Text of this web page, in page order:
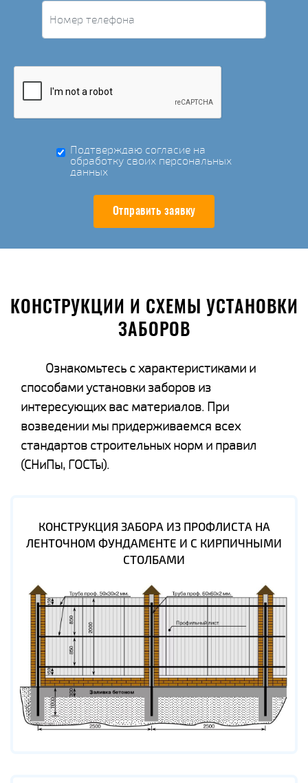
Подтверждаю согласие на
обработку своих персональных
данных
Отправить заявку
КОНСТРУКЦИИ И СХЕМЫ УСТАНОВКИ
ЗАБОРОВ
Ознакомьтесь с характеристиками и
способами установки заборов из
интересующих вас материалов. При
возведении мы придерживаемся всех
стандартов строительных норм и правил
(СНиПы, ГОСТы).
КОНСТРУКЦИЯ ЗАБОРА ИЗ ПРОФЛИСТА НА
ЛЕНТОЧНОМ ФУНДАМЕНТЕ И С КИРПИЧНЫМИ
СТОЛБАМИ